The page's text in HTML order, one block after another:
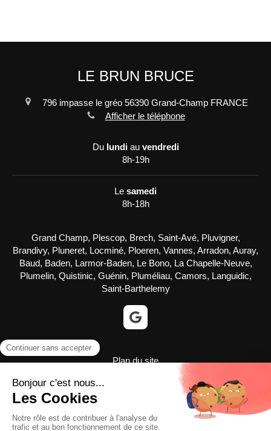
LE BRUN BRUCE
796 impasse le gréo 56390 Grand-Champ FRANCE
Afficher le téléphone
Du lundiau vendredi
8h-19h
Le samedi
8h-18h
Grand Champ, Plescop, Brech, Saint-Avé, Pluvigner,
Brandivy, Pluneret, Locminé, Ploeren, Vannes, Arradon, Auray,
Baud, Baden, Larmor-Baden, Le Bono, La Chapelle-Neuve,
Plumelin, Quistinic, Guénin, Pluméliau, Camors, Languidic,
Saint-Barthelemy
Plan du site
©2022 LE BRUN BRUCE - Plomberie, chauffage, Dépannage